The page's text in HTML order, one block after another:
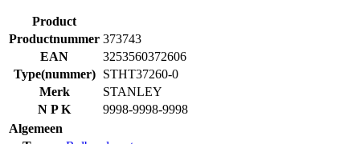
Product
Productnummer 373743
EAN
3253560372606
Type(nummer)
STHT37260-0
Merk
STANLEY
N P K
9998-9998-9998
Algemeen